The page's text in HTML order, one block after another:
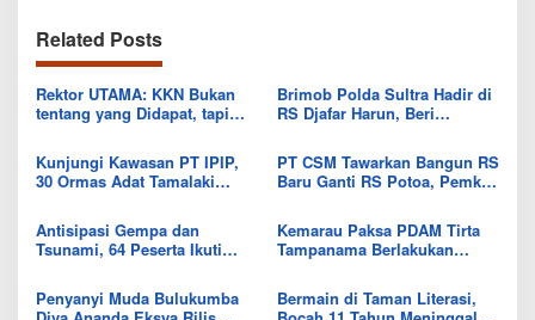
Related Posts
Rektor UTAMA: KKN Bukan
tentang yang Didapat, tapi
Diberikan
Brimob Polda Sultra Hadir di
RS Djafar Harun, Beri
untuk Pasien
Kunjungi Kawasan PT IPIP,
30 Ormas Adat Tamalaki
Bumi Mekongga
PT CSM Tawarkan Bangun RS
Baru Ganti RS Potoa, Pemkab
Aset
Antisipasi Gempa dan
Tsunami, 64 Peserta Ikuti
Kolaka Utara
Kemarau Paksa PDAM Tirta
Tampanama Berlakukan
IKK Wawo
Penyanyi Muda Bulukumba
Bermain di Taman Literasi,